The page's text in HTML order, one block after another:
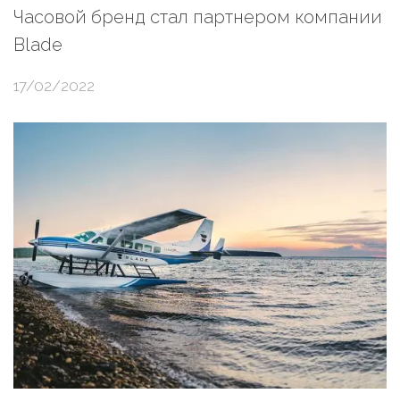
Часовой бренд стал партнером компании
Blade
17/02/2022